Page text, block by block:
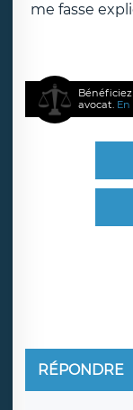
me fasse
avocat.
RÉPONDRE